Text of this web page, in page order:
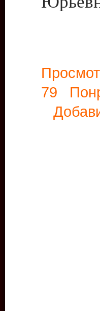
79